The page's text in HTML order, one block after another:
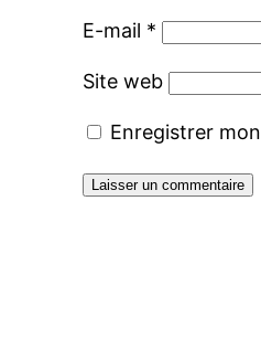
E-mail *
Site web
Enregistrer